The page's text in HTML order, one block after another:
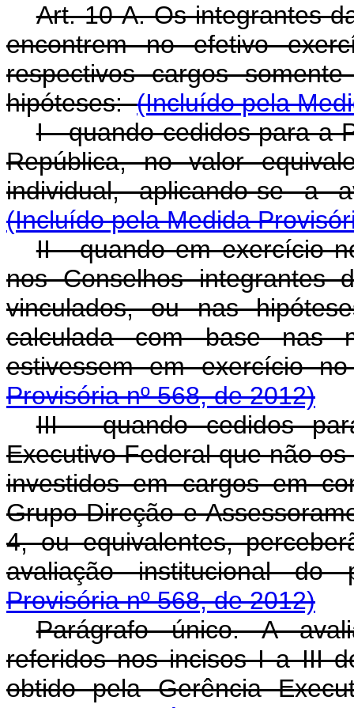
Art. 10-A. Os integrantes
encontrem no efetivo
respectivos cargos
hipóteses:(Incluído pela
I - quando cedidos para a
República, no valor
individual, aplicando-se a
(Incluído pela Medida
II - quando em exercício
nos Conselhos
vinculados, ou nas
calculada com base nas
estivessem em exercício
Provisória nº 568, de 2012)
III - quando cedidos
Executivo Federal que não
investidos em cargos em
Grupo-Direção e
4, ou equivalentes,
avaliação institucional
Provisória nº 568, de 2012)
Parágrafo único. A
referidos nos incisos I a III
obtido pela Gerência